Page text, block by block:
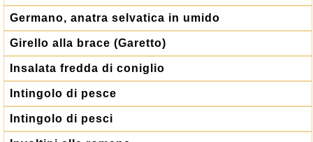
Germano, anatra selvatica in umido
Girello alla brace (Garetto)
Insalata fredda di coniglio
Intingolo di pesce
Intingolo di pesci